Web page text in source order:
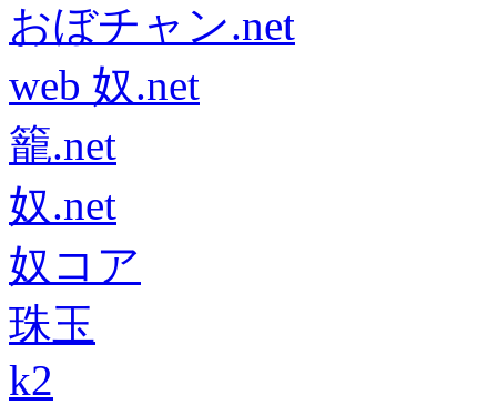
おぼチャン.net
web 奴.net
籠.net
奴.net
奴コア
珠玉
k2